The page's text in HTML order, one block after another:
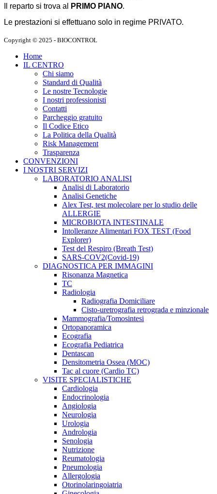
Il reparto si trova al
PRIMO PIANO.
Le prestazioni si effettuano solo in regime PRIVATO.
Copyright © 2025 - BIOCONTROL
Home
IL CENTRO
Chi siamo
Standard di Qualità
Le nostre Tecnologie
I nostri professionisti
Contatti
Parcheggio gratuito
Il Codice Etico
La Politica della Qualità
Risk Management
Trasparenza
CONVENZIONI
I NOSTRI SERVIZI
LABORATORIO ANALISI
Analisi di Laboratorio
Analisi Genetiche
Alex Test, test molecolare per lo studio delle
ALLERGIE
MICROBIOTA INTESTINALE
Intolleranze Alimentari FOX TEST (Food
Explorer)
Test del Respiro (Breath Test)
SARS-COV2(Covid-19)
DIAGNOSTICA PER IMMAGINI
Risonanza Magnetica
TC
Radiologia
Radiografia Domiciliare
Cisto-uretrografia retrograda e minzionale
Mammografia/Tomosintesi
Ortopanoramica
Ecografia
Ecografia Pediatrica
Dentascan
Densitometria Ossea (MOC)
Tac al cuore (Cardio TC)
VISITE SPECIALISTICHE
Cardiologia
Endocrinologia
Angiologia
Neurologia
Urologia
Andrologia
Senologia
Nutrizione
Reumatologia
Pneumologia
Allergologia
Otorinolaringoiatria